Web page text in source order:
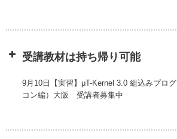
受講教材は持ち帰り可能
9月10日【実習】μT-Kernel 3.0 組込みプロ
コン編）大阪 受講者募集中